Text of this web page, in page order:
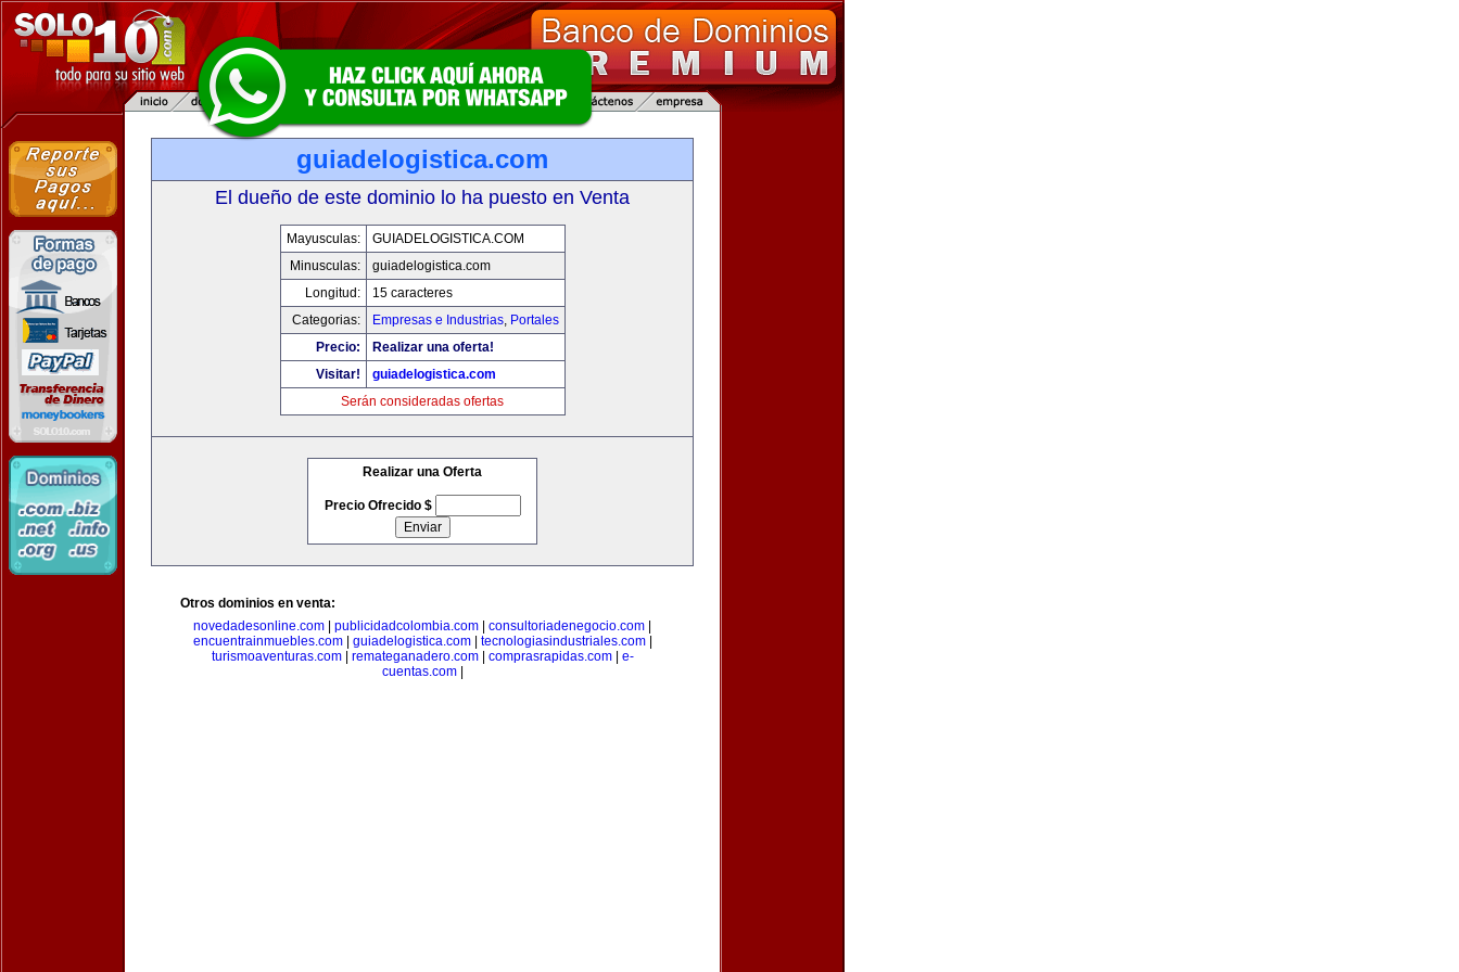
guiadelogistica.com
El dueño de este dominio lo ha puesto en Venta
Mayusculas:
GUIADELOGISTICA.COM
Minusculas:
guiadelogistica.com
Longitud:
15 caracteres
Categorias:
Empresas e Industrias, Portales
Precio:
Realizar una oferta!
Visitar!
guiadelogistica.com
Serán consideradas ofertas
Realizar una Oferta
Precio Ofrecido $
Otros dominios en venta:
novedadesonline.com
publicidadcolombia.com consultoriadenegocio.com
encuentrainmuebles.com| guiadelogistica.com| tecnologiasindustriales.com|
turismoaventuras.com| remateganadero.com| comprasrapidas.com| e-
cuentas.com|